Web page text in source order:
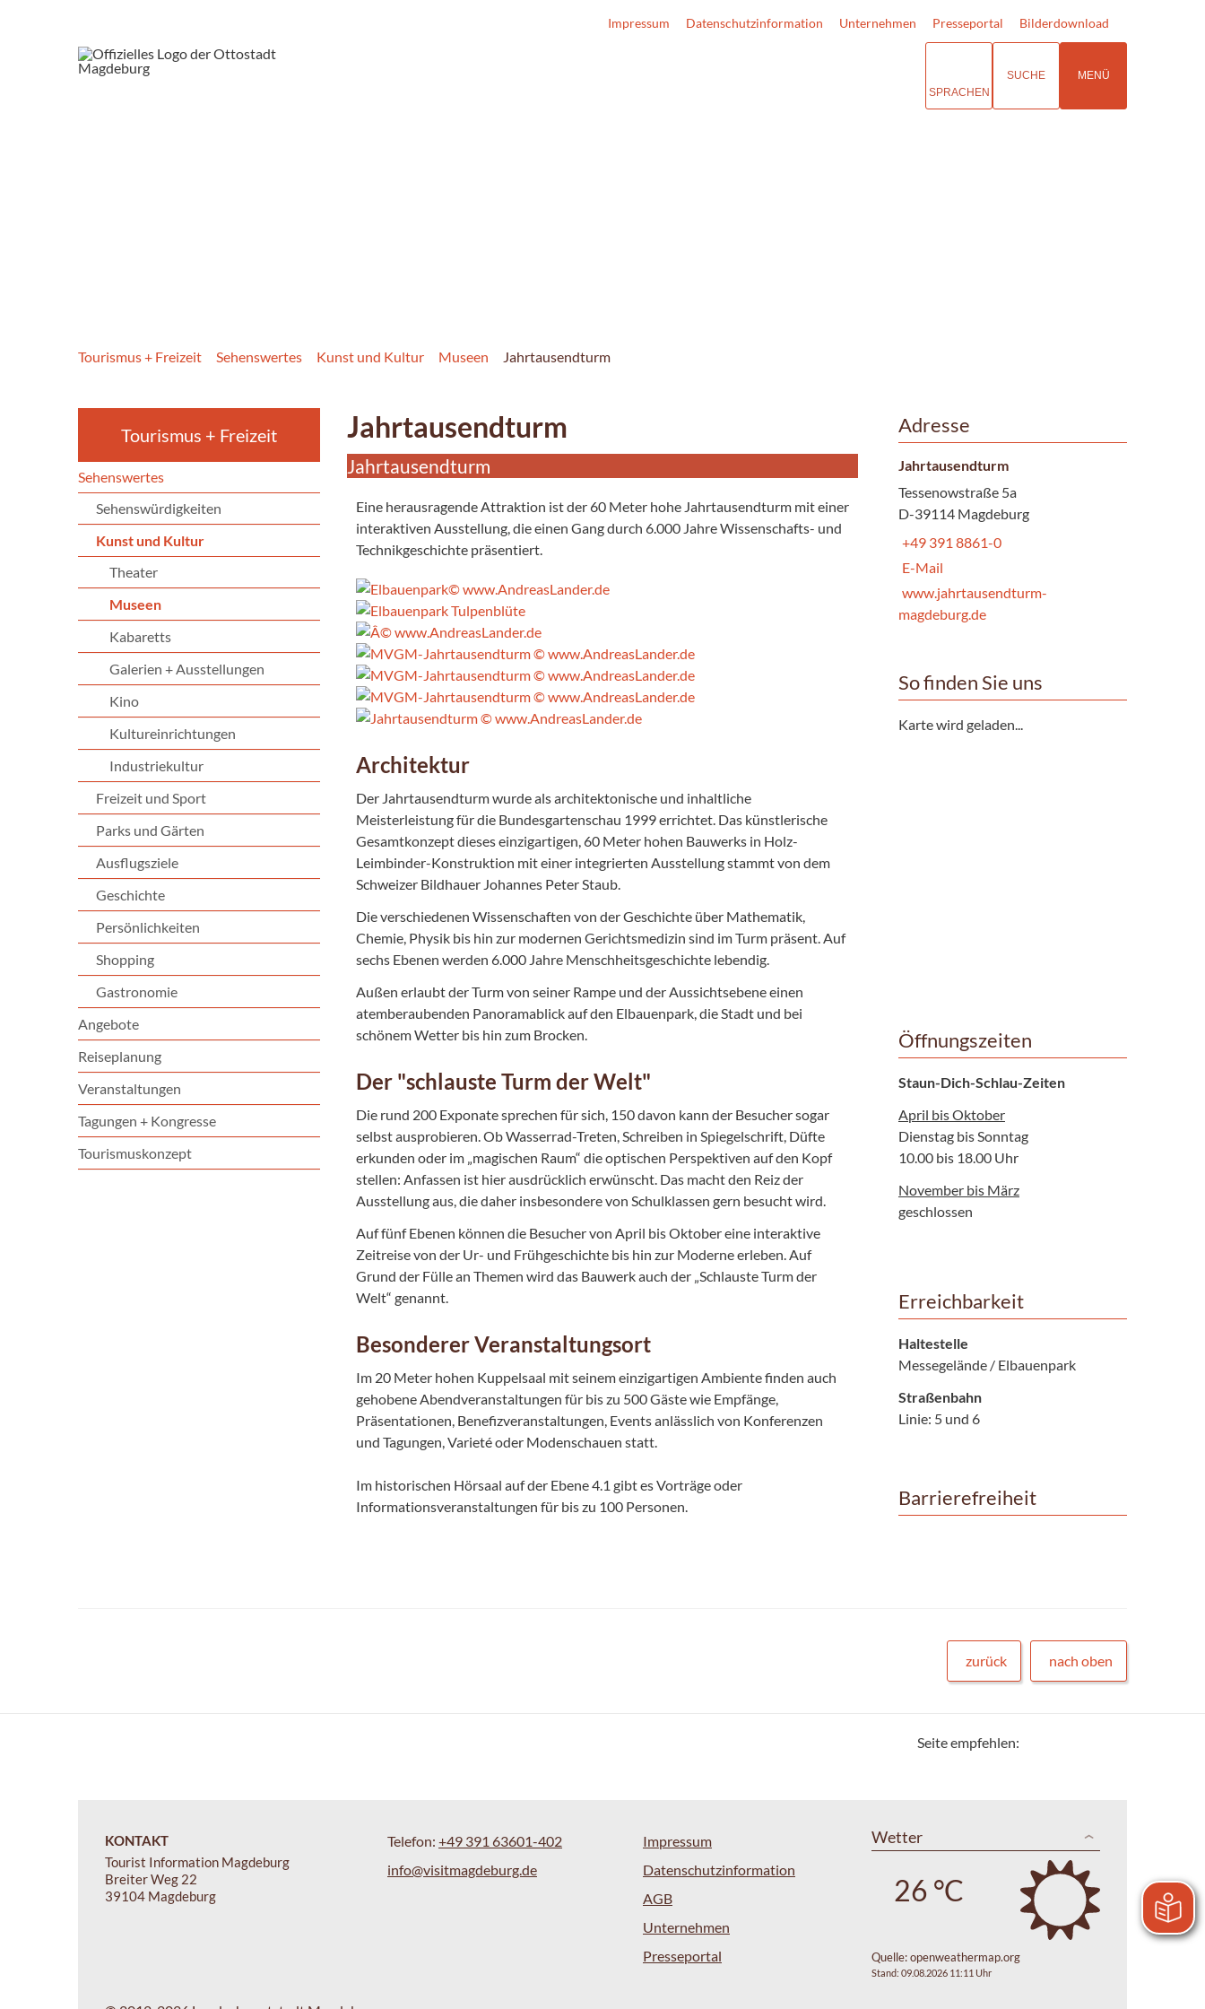
Impressum Datenschutzinformation Unternehmen Presseportal Bilderdownload
SPRACHEN
SUCHE MENÜ
Tourismus + Freizeit Sehenswertes Kunst und Kultur Museen Jahrtausendturm
Tourismus + Freizeit
Sehenswertes
Sehenswürdigkeiten
Kunst und Kultur
Theater
Museen
Kabaretts
Galerien + Ausstellungen
Kino
Kultureinrichtungen
Industriekultur
Freizeit und Sport
Parks und Gärten
Ausflugsziele
Geschichte
Persönlichkeiten
Shopping
Gastronomie
Angebote
Reiseplanung
Veranstaltungen
Tagungen + Kongresse
Tourismuskonzept
Jahrtausendturm
Jahrtausendturm
Eine herausragende Attraktion ist der 60 Meter hohe Jahrtausendturm mit einer
interaktiven Ausstellung, die einen Gang durch 6.000 Jahre Wissenschafts- und
Technikgeschichte präsentiert.
Architektur
Der Jahrtausendturm wurde als architektonische und inhaltliche
Meisterleistung für die Bundesgartenschau 1999 errichtet. Das künstlerische
Gesamtkonzept dieses einzigartigen, 60 Meter hohen Bauwerks in Holz-
Leimbinder-Konstruktion mit einer integrierten Ausstellung stammt von dem
Schweizer Bildhauer Johannes Peter Staub.
Die verschiedenen Wissenschaften von der Geschichte über Mathematik,
Chemie, Physik bis hin zur modernen Gerichtsmedizin sind im Turm präsent. Auf
sechs Ebenen werden 6.000 Jahre Menschheitsgeschichte lebendig.
Außen erlaubt der Turm von seiner Rampe und der Aussichtsebene einen
atemberaubenden Panoramablick auf den Elbauenpark, die Stadt und bei
schönem Wetter bis hin zum Brocken.
Der "schlauste Turm der Welt"
Die rund 200 Exponate sprechen für sich, 150 davon kann der Besucher sogar
selbst ausprobieren. Ob Wasserrad-Treten, Schreiben in Spiegelschrift, Düfte
erkunden oder im „magischen Raum“ die optischen Perspektiven auf den Kopf
stellen: Anfassen ist hier ausdrücklich erwünscht. Das macht den Reiz der
Ausstellung aus, die daher insbesondere von Schulklassen gern besucht wird.
Auf fünf Ebenen können die Besucher von April bis Oktober eine interaktive
Zeitreise von der Ur- und Frühgeschichte bis hin zur Moderne erleben. Auf
Grund der Fülle an Themen wird das Bauwerk auch der „Schlauste Turm der
Welt“ genannt.
Besonderer Veranstaltungsort
Im 20 Meter hohen Kuppelsaal mit seinem einzigartigen Ambiente finden auch
gehobene Abendveranstaltungen für bis zu 500 Gäste wie Empfänge,
Präsentationen, Benefizveranstaltungen, Events anlässlich von Konferenzen
und Tagungen, Varieté oder Modenschauen statt.
Im historischen Hörsaal auf der Ebene 4.1 gibt es Vorträge oder
Informationsveranstaltungen für bis zu 100 Personen.
Adresse
Jahrtausendturm
Tessenowstraße 5a
D-39114 Magdeburg
+49 391 8861-0
E-Mail
www.jahrtausendturm-
magdeburg.de
So finden Sie uns
Karte wird geladen...
Öffnungszeiten
Staun-Dich-Schlau-Zeiten
April bis Oktober
Dienstag bis Sonntag
10.00 bis 18.00 Uhr
November bis März
geschlossen
Erreichbarkeit
Haltestelle
Messegelände / Elbauenpark
Straßenbahn
Linie: 5 und 6
Barrierefreiheit
zurück nach oben
Seite empfehlen:
KONTAKT
Tourist Information Magdeburg
Breiter Weg 22
39104 Magdeburg
Telefon: +49 391 63601-402
info@visitmagdeburg.de
Impressum
Datenschutzinformation
AGB
Unternehmen
Presseportal
Wetter
26 °C
Quelle:openweathermap.org
Stand: 09.08.2026 11:11 Uhr